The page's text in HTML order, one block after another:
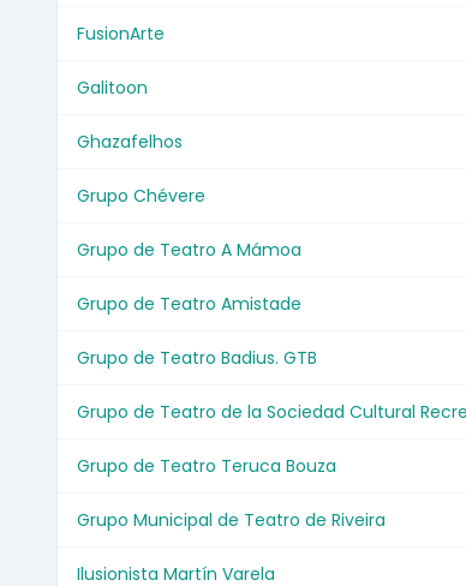
FusionArte
Galitoon
Ghazafelhos
Grupo Chévere
Grupo de Teatro A Mámoa
Grupo de Teatro Amistade
Grupo de Teatro Badius. GTB
Grupo de Teatro de la Sociedad Cultural
Grupo de Teatro Teruca Bouza
Grupo Municipal de Teatro de Riveira
Ilusionista Martín Varela